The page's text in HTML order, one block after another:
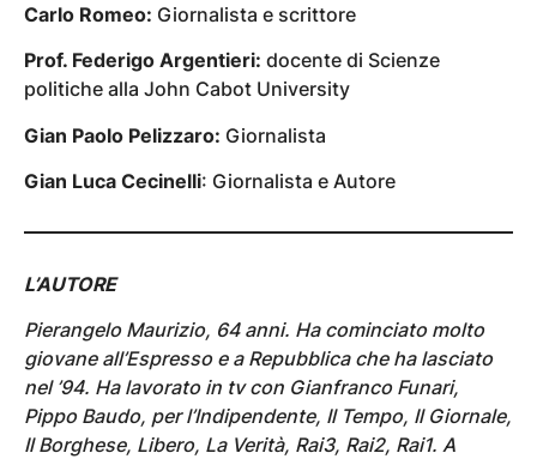
Carlo Romeo: Giornalista e scrittore
Prof. Federigo Argentieri: docente di Scienze
politiche alla John Cabot University
Gian Paolo Pelizzaro: Giornalista
Gian Luca Cecinelli: Giornalista e Autore
L’AUTORE
Pierangelo Maurizio, 64 anni. Ha cominciato molto
giovane all’Espresso e a Repubblica che ha lasciato
nel ’94. Ha lavorato in tv con Gianfranco Funari,
Pippo Baudo, per l’Indipendente, Il Tempo, Il Giornale,
Il Borghese, Libero, La Verità, Rai3, Rai2, Rai1. A